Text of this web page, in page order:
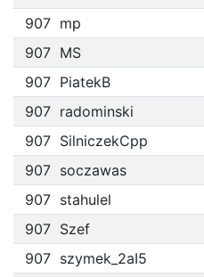
907 mp
907 MS
907 PiatekB
907 radominski
907 SilniczekCpp
907 soczawas
907 stahulel
907 Szef
907 szymek_2aI5